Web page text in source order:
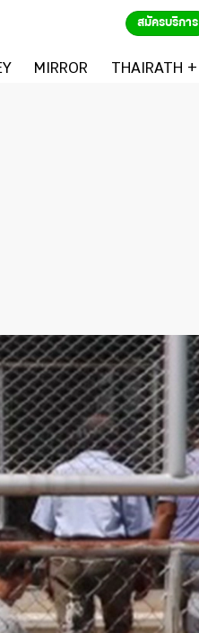
สมัครบริการ
MIRROR THAIRATH +